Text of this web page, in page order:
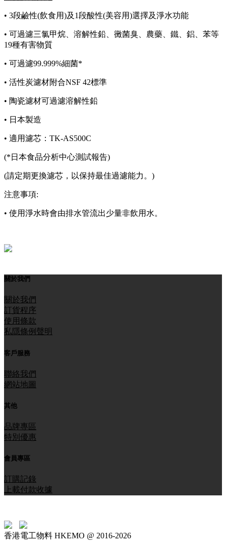
• 3段鹼性(飲食用)及1段酸性(美容用)選擇及淨水功能
• 可過濾三氯甲烷、溶解性鉛、黴菌臭、農藥、鐵、鋁、苯等
19種有害物質
• 可過濾99.999%細菌*
• 活性炭濾材附合NSF 42標準
• 陶瓷濾材可過濾溶解性鉛
• 日本製造
• 適用濾芯：TK-AS500C
(*日本食品分析中心測試報告)
(請定期更換濾芯，以保持最佳過濾能力。)
注意事項:
• 使用淨水時會由排水管流出少量非飲用水。
關於我們
關於我們
訂貨程序
使用條款
私隱條例聲明
客戶服務
聯絡我們
網站地圖
其他
品牌專區
特別優惠
會員專區
訂購記錄
上載付款收據
香港電工物料 HKEMO @ 2016-2026